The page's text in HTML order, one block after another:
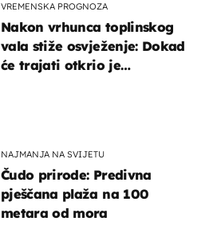
VREMENSKA PROGNOZA
Nakon vrhunca toplinskog
vala stiže osvježenje: Dokad
će trajati otkrio je
NAJMANJA NA SVIJETU
Čudo prirode: Predivna
pješčana plaža na 100
metara od mora